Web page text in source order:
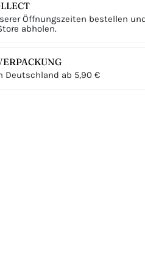
Öffnungszeiten bestellen
abholen.
Deutschland ab 5,90 €